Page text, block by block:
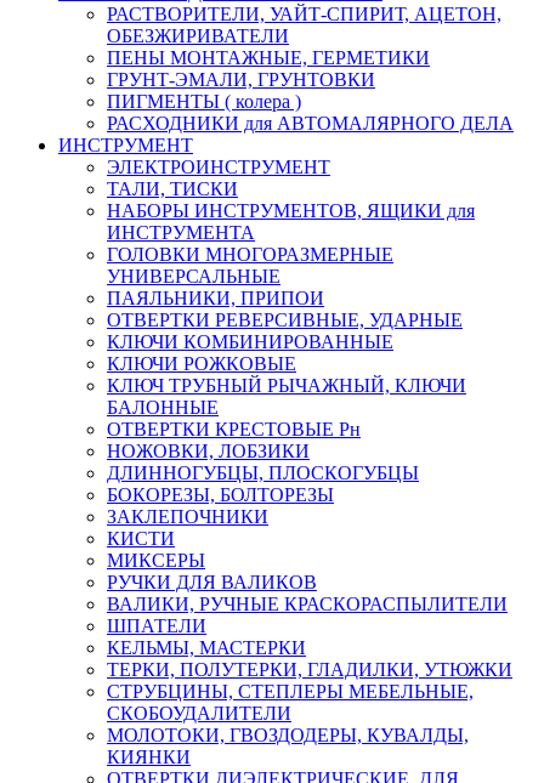
РАСТВОРИТЕЛИ, УАЙТ-СПИРИТ, АЦЕТОН,
ОБЕЗЖИРИВАТЕЛИ
ПЕНЫ МОНТАЖНЫЕ, ГЕРМЕТИКИ
ГРУНТ-ЭМАЛИ, ГРУНТОВКИ
ПИГМЕНТЫ ( колера )
РАСХОДНИКИ для АВТОМАЛЯРНОГО ДЕЛА
ИНСТРУМЕНТ
ЭЛЕКТРОИНСТРУМЕНТ
ТАЛИ, ТИСКИ
НАБОРЫ ИНСТРУМЕНТОВ, ЯЩИКИ для
ИНСТРУМЕНТА
ГОЛОВКИ МНОГОРАЗМЕРНЫЕ
УНИВЕРСАЛЬНЫЕ
ПАЯЛЬНИКИ, ПРИПОИ
ОТВЕРТКИ РЕВЕРСИВНЫЕ, УДАРНЫЕ
КЛЮЧИ КОМБИНИРОВАННЫЕ
КЛЮЧИ РОЖКОВЫЕ
КЛЮЧ ТРУБНЫЙ РЫЧАЖНЫЙ, КЛЮЧИ
БАЛОННЫЕ
ОТВЕРТКИ КРЕСТОВЫЕ Рн
НОЖОВКИ, ЛОБЗИКИ
ДЛИННОГУБЦЫ, ПЛОСКОГУБЦЫ
БОКОРЕЗЫ, БОЛТОРЕЗЫ
ЗАКЛЕПОЧНИКИ
КИСТИ
МИКСЕРЫ
РУЧКИ ДЛЯ ВАЛИКОВ
ВАЛИКИ, РУЧНЫЕ КРАСКОРАСПЫЛИТЕЛИ
ШПАТЕЛИ
КЕЛЬМЫ, МАСТЕРКИ
ТЕРКИ, ПОЛУТЕРКИ, ГЛАДИЛКИ, УТЮЖКИ
СТРУБЦИНЫ, СТЕПЛЕРЫ МЕБЕЛЬНЫЕ,
СКОБОУДАЛИТЕЛИ
МОЛОТОКИ, ГВОЗДОДЕРЫ, КУВАЛДЫ,
КИЯНКИ
ОТВЕРТКИ ДИЭЛЕКТРИЧЕСКИЕ, ДЛЯ